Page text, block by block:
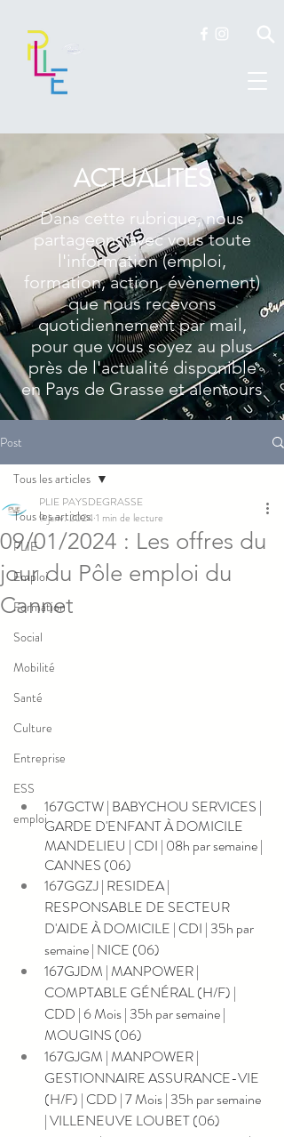
ACTUALITES
Dans cette rubrique, nous
partageons avec vous toute
l'information (emploi,
formation, action, évènement)
que nous recevons
quotidiennement par mail,
pour que vous soyez au plus
près de l'actualité disponible
en Pays de Grasse et alentours
Post
Tous les articles
PLIE
Emploi
Formation
Social
Mobilité
Santé
Culture
Entreprise
ESS
emploi
Tous les articles
09/01/2024 : Les offres du
jour du Pôle emploi du
Cannet
PLIE PAYSDEGRASSE
9 janv. 20241 min de lecture
167GCTW | BABYCHOU SERVICES |
GARDE D'ENFANT À DOMICILE
MANDELIEU | CDI | 08h par semaine |
CANNES (06)
167GGZJ | RESIDEA |
RESPONSABLE DE SECTEUR
D'AIDE À DOMICILE | CDI | 35h par
semaine | NICE (06)
167GJDM | MANPOWER |
COMPTABLE GÉNÉRAL (H/F) |
CDD | 6 Mois | 35h par semaine |
MOUGINS (06)
167GJGM | MANPOWER |
GESTIONNAIRE ASSURANCE-VIE
(H/F) | CDD | 7 Mois | 35h par semaine
| VILLENEUVE LOUBET (06)